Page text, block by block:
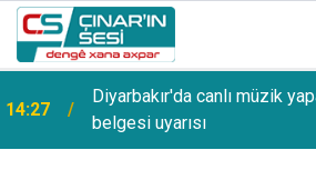
13:53 Şanlıurfa Bozova'da aranan